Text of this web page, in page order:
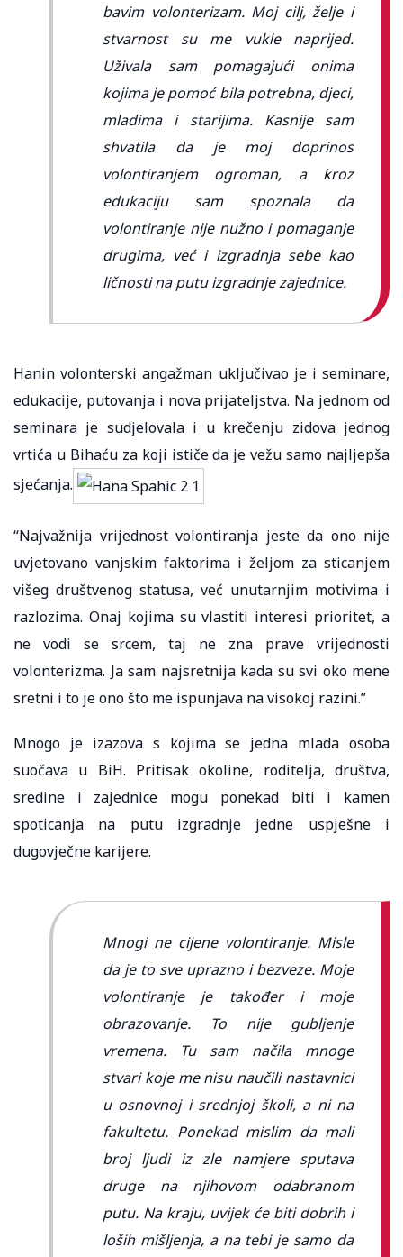
bavim volonterizam. Moj cilj, želje i
stvarnost su me vukle naprijed.
Uživala sam pomagajući onima
kojima je pomoć bila potrebna, djeci,
mladima i starijima. Kasnije sam
shvatila da je moj doprinos
volontiranjem ogroman, a kroz
edukaciju sam spoznala da
volontiranje nije nužno i pomaganje
drugima, već i izgradnja sebe kao
ličnosti na putu izgradnje zajednice.
Hanin volonterski angažman uključivao je i seminare,
edukacije, putovanja i nova prijateljstva. Na jednom od
seminara je sudjelovala i u krečenju zidova jednog
vrtića u Bihaću za koji ističe da je vežu samo najljepša
sjećanja.
“Najvažnija vrijednost volontiranja jeste da ono nije
uvjetovano vanjskim faktorima i željom za sticanjem
višeg društvenog statusa, već unutarnjim motivima i
razlozima. Onaj kojima su vlastiti interesi prioritet, a
ne vodi se srcem, taj ne zna prave vrijednosti
volonterizma. Ja sam najsretnija kada su svi oko mene
sretni i to je ono što me ispunjava na visokoj razini.”
Mnogo je izazova s kojima se jedna mlada osoba
suočava u BiH. Pritisak okoline, roditelja, društva,
sredine i zajednice mogu ponekad biti i kamen
spoticanja na putu izgradnje jedne uspješne i
dugovječne karijere.
Mnogi ne cijene volontiranje. Misle
da je to sve uprazno i bezveze. Moje
volontiranje je također i moje
obrazovanje. To nije gubljenje
vremena. Tu sam načila mnoge
stvari koje me nisu naučili nastavnici
u osnovnoj i srednjoj školi, a ni na
fakultetu. Ponekad mislim da mali
broj ljudi iz zle namjere sputava
druge na njihovom odabranom
putu. Na kraju, uvijek će biti dobrih i
loših mišljenja, a na tebi je samo da